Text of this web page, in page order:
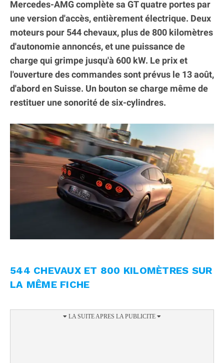
Mercedes-AMG complète sa GT quatre portes par
une version d'accès, entièrement électrique. Deux
moteurs pour 544 chevaux, plus de 800 kilomètres
d'autonomie annoncés, et une puissance de
charge qui grimpe jusqu'à 600 kW. Le prix et
l'ouverture des commandes sont prévus le 13 août,
d'abord en Suisse. Un bouton se charge même de
restituer une sonorité de six-cylindres.
544 CHEVAUX ET 800 KILOMÈTRES SUR
LA MÊME FICHE